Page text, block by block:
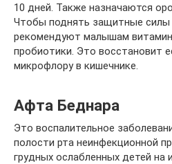
10 дней. Также назначаются
Чтобы поднять защитные силы
рекомендуют малышам
пробиотики. Это восстановит
микрофлору в кишечнике.
Афта Беднара
Это воспалительное
полости рта неинфекционной
грудных ослабленных детей на